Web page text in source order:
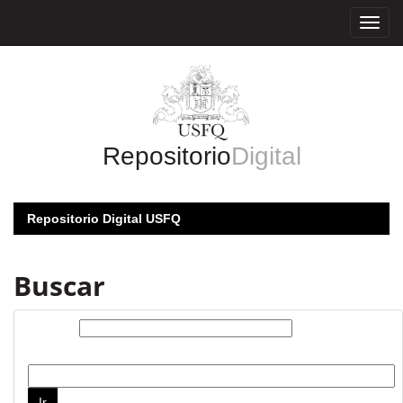
RepositorioDigital
Repositorio Digital USFQ
Buscar